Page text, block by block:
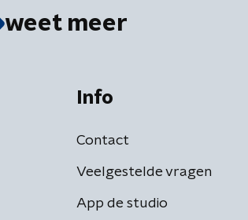
weet meer
Info
Contact
Veelgestelde vragen
App de studio